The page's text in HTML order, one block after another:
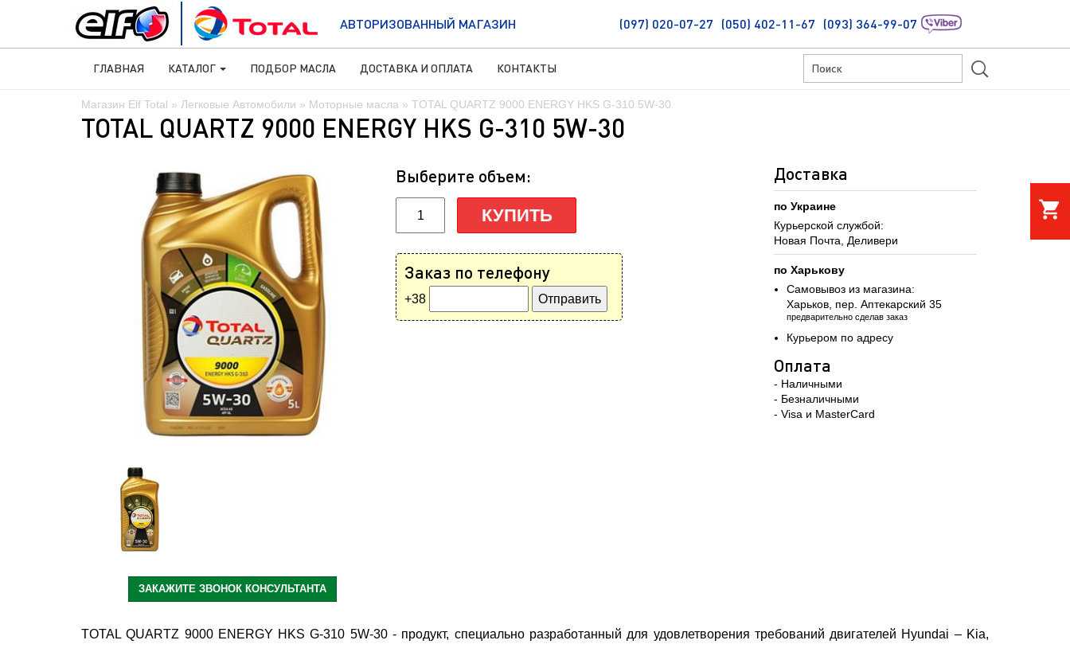
Магазин Elf Total » Легковые Автомобили » Моторные масла » TOTAL QUARTZ 9000 ENERGY HKS G-310 5W-30
TOTAL QUARTZ 9000 ENERGY HKS G-310 5W-30
ЗАКАЖИТЕ ЗВОНОК КОНСУЛЬТАНТА
Выберите объем:
КУПИТЬ
Заказ по телефону
+38
Доставка
по Украине
Курьерской службой:
Новая Почта, Деливери
по Харькову
Самовывоз из магазина:
Харьков, пер. Аптекарский 35
предварительно сделав заказ
Курьером по адресу
Оплата
- Наличными
- Безналичными
- Visa и MasterCard
TOTAL QUARTZ 9000 ENERGY HKS G-310 5W-30 - продукт, специально разработанный для удовлетворения требований двигателей Hyundai – Kia,
АВТОРИЗОВАННЫЙ МАГАЗИН (097) 020-07-27 (050) 402-11-67 (093) 364-99-07
ГЛАВНАЯ КАТАЛОГ ПОДБОР МАСЛА ДОСТАВКА И ОПЛАТА КОНТАКТЫ S
shopping_cart